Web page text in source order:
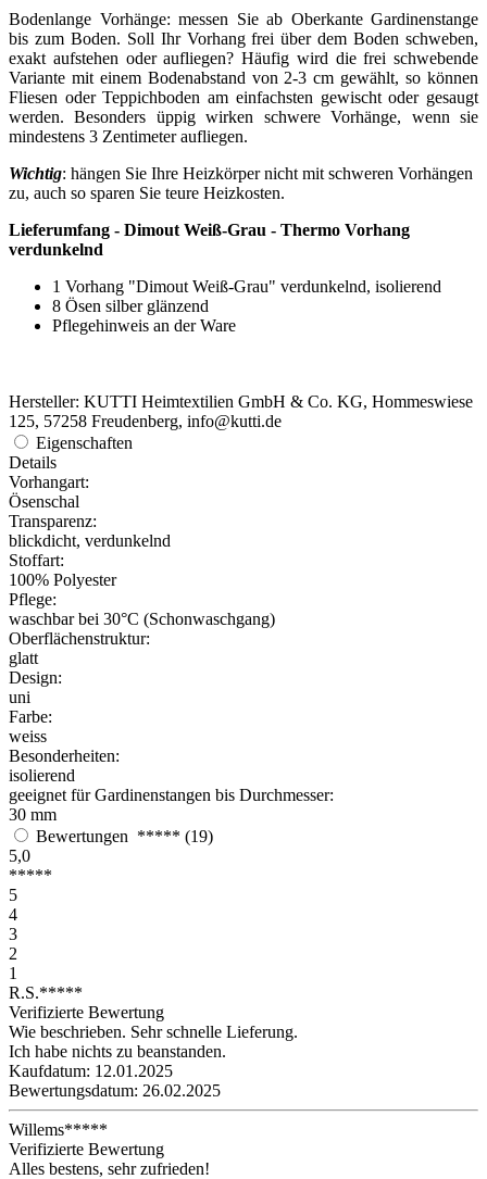
Bodenlange Vorhänge: messen Sie ab Oberkante Gardinenstange
bis zum Boden. Soll Ihr Vorhang frei über dem Boden schweben,
exakt aufstehen oder aufliegen? Häufig wird die frei schwebende
Variante mit einem Bodenabstand von 2-3 cm gewählt, so können
Fliesen oder Teppichboden am einfachsten gewischt oder gesaugt
werden. Besonders üppig wirken schwere Vorhänge, wenn sie
mindestens 3 Zentimeter aufliegen.
Wichtig: hängen Sie Ihre Heizkörper nicht mit schweren Vorhängen
zu, auch so sparen Sie teure Heizkosten.
Lieferumfang - Dimout Weiß-Grau - Thermo Vorhang
verdunkelnd
1 Vorhang "Dimout Weiß-Grau" verdunkelnd, isolierend
8 Ösen silber glänzend
Pflegehinweis an der Ware
Hersteller: KUTTI Heimtextilien GmbH & Co. KG, Hommeswiese
125, 57258 Freudenberg, info@kutti.de
Eigenschaften
Details
Vorhangart:
Ösenschal
Transparenz:
blickdicht, verdunkelnd
Stoffart:
100% Polyester
Pflege:
waschbar bei 30°C (Schonwaschgang)
Oberflächenstruktur:
glatt
Design:
uni
Farbe:
weiss
Besonderheiten:
isolierend
geeignet für Gardinenstangen bis Durchmesser:
30 mm
Bewertungen ***** (19)
5,0
*****
5
4
3
2
1
R.S.*****
Verifizierte Bewertung
Wie beschrieben. Sehr schnelle Lieferung.
Ich habe nichts zu beanstanden.
Kaufdatum: 12.01.2025
Bewertungsdatum: 26.02.2025
Willems*****
Verifizierte Bewertung
Alles bestens, sehr zufrieden!